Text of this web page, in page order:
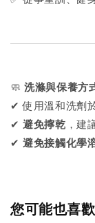
🧼洗滌與保養方
✔ 使用溫和洗劑
✔避免擰乾 ，建
✔避免接觸化學
您可能也喜歡